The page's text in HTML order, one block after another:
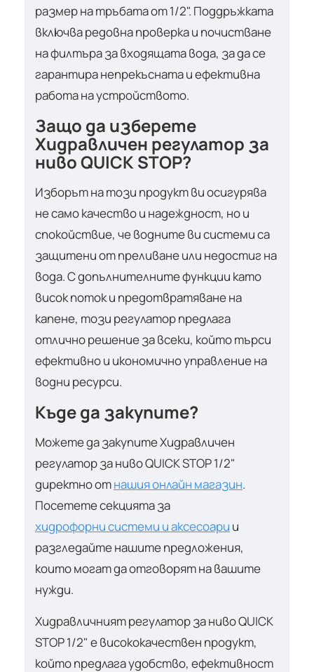
размер на тръбата от 1/2". Поддръжката
включва редовна проверка и почистване
на филтъра за входящата вода, за да се
гарантира непрекъсната и ефективна
работа на устройството.
Защо да изберете
Хидравличен регулатор за
ниво QUICK STOP?
Изборът на този продукт ви осигурява
не само качество и надеждност, но и
спокойствие, че водните ви системи са
защитени от преливане или недостиг на
вода. С допълнителните функции като
висок поток и предотвратяване на
капене, този регулатор предлага
отлично решение за всеки, който търси
ефективно и икономично управление на
водни ресурси.
Къде да закупите?
Можете да закупите Хидравличен
регулатор за ниво QUICK STOP 1/2"
директно отнашия онлайн магазин.
Посетете секцията за
хидрофорни системи и аксесоари и
разгледайте нашите предложения,
които могат да отговорят на вашите
нужди.
Хидравличният регулатор за ниво QUICK
STOP 1/2" е висококачествен продукт,
който предлага удобство, ефективност